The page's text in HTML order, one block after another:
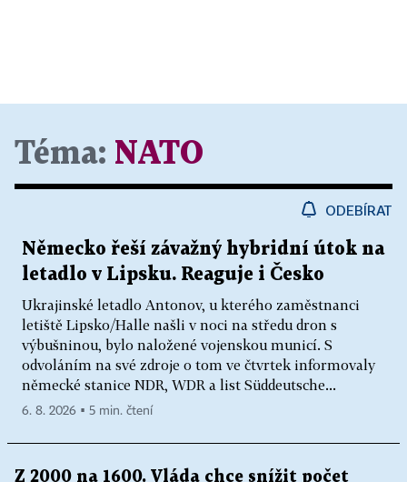
Téma: NATO
ODEBÍRAT
Německo řeší závažný hybridní útok na
letadlo v Lipsku. Reaguje i Česko
Ukrajinské letadlo Antonov, u kterého zaměstnanci
letiště Lipsko/Halle našli v noci na středu dron s
výbušninou, bylo naložené vojenskou municí. S
odvoláním na své zdroje o tom ve čtvrtek informovaly
německé stanice NDR, WDR a list Süddeutsche...
6. 8. 2026 ▪ 5 min. čtení
Z 2000 na 1600. Vláda chce snížit počet